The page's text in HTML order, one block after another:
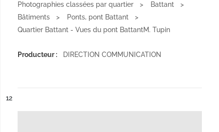
Photographies classées par quartier
Battant
Bâtiments
Ponts, pont Battant
Quartier Battant - Vues du pont BattantM. Tupin
Producteur : DIRECTION COMMUNICATION
n°
12